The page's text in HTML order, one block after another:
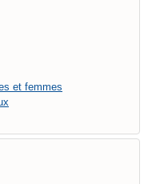
et femmes